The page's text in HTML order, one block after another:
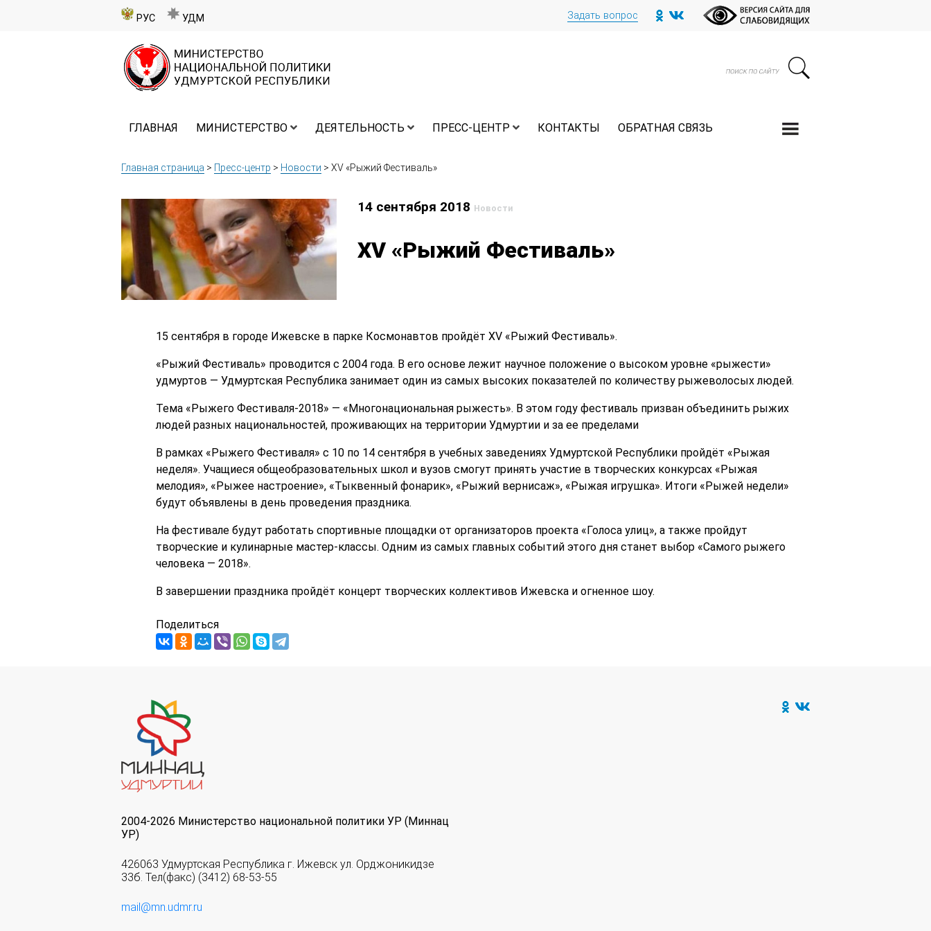
РУС УДМ Задать вопрос
ГЛАВНАЯ МИНИСТЕРСТВО ДЕЯТЕЛЬНОСТЬ ПРЕСС-ЦЕНТР КОНТАКТЫ ОБРАТНАЯ СВЯЗЬ
Главная страница > Пресс-центр > Новости > XV «Рыжий Фестиваль»
14 сентября 2018 Новости
XV «Рыжий Фестиваль»
15 сентября в городе Ижевске в парке Космонавтов пройдёт XV «Рыжий Фестиваль».
«Рыжий Фестиваль» проводится с 2004 года. В его основе лежит научное положение о высоком уровне «рыжести»
удмуртов — Удмуртская Республика занимает один из самых высоких показателей по количеству рыжеволосых людей.
Тема «Рыжего Фестиваля-2018» — «Многонациональная рыжесть». В этом году фестиваль призван объединить рыжих
людей разных национальностей, проживающих на территории Удмуртии и за ее пределами
В рамках «Рыжего Фестиваля» с 10 по 14 сентября в учебных заведениях Удмуртской Республики пройдёт «Рыжая
неделя». Учащиеся общеобразовательных школ и вузов смогут принять участие в творческих конкурсах «Рыжая
мелодия», «Рыжее настроение», «Тыквенный фонарик», «Рыжий вернисаж», «Рыжая игрушка». Итоги «Рыжей недели»
будут объявлены в день проведения праздника.
На фестивале будут работать спортивные площадки от организаторов проекта «Голоса улиц», а также пройдут
творческие и кулинарные мастер-классы. Одним из самых главных событий этого дня станет выбор «Самого рыжего
человека — 2018».
В завершении праздника пройдёт концерт творческих коллективов Ижевска и огненное шоу.
Поделиться
2004-2026 Министерство национальной политики УР (Миннац
УР)
426063 Удмуртская Республика г. Ижевск ул. Орджоникидзе
33б. Тел(факс) (3412) 68-53-55
mail@mn.udmr.ru